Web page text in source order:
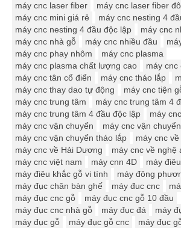
máy cnc laser fiber
máy cnc laser fiber
máy cnc mini giá rẻ
máy cnc nesting 4
máy cnc nesting 4 đầu độc lập
máy cnc
máy cnc nhà gỗ
máy cnc nhiều đầu
máy cnc phay nhôm
máy cnc plasma
máy cnc plasma chất lượng cao
máy cnc
máy cnc tân cổ điển
máy cnc tháo lắp
máy cnc thay dao tự động
máy cnc tiện
máy cnc trung tâm
máy cnc trung tâm 4
máy cnc trung tâm 4 đầu độc lập
máy
máy cnc vận chuyển
máy cnc vận
máy cnc vận chuyển tháo lắp
máy cnc
máy cnc về Hải Dương
máy cnc về nghệ
máy cnc việt nam
máy cnn 4D
máy
máy điêu khắc gỗ vi tính
máy đông
máy đục chân bàn ghế
máy đuc cnc
máy đục cnc gỗ
máy đục cnc gỗ 10 đầu
máy đục cnc nhà gỗ
máy đục đá
máy
máy đục gỗ
máy đục gỗ cnc
máy đục